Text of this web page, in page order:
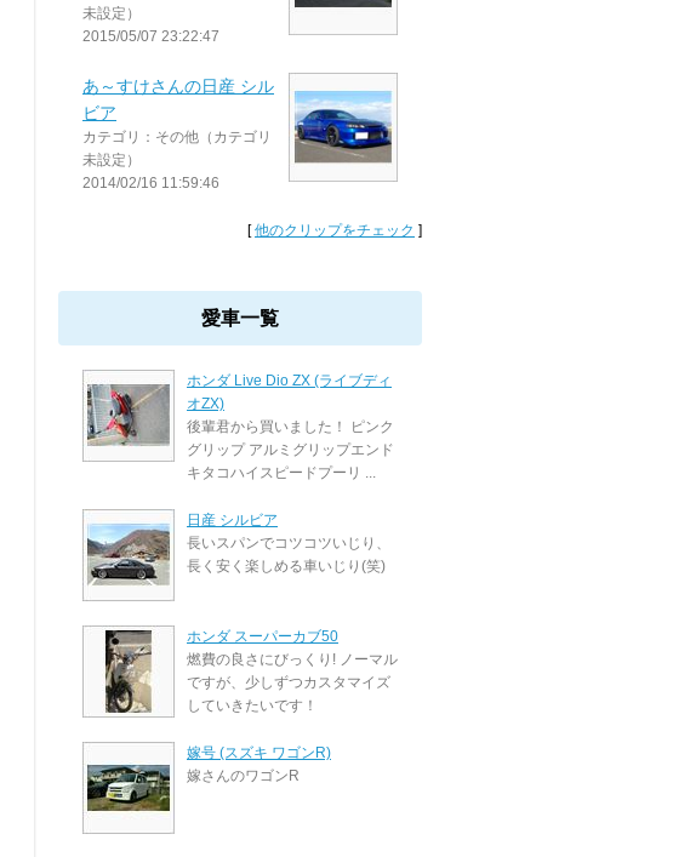
未設定）
2015/05/07 23:22:47
あ～すけさんの日産 シル
ビア
カテゴリ：その他（カテゴリ
未設定）
2014/02/16 11:59:46
[他のクリップをチェック ]
愛車一覧
ホンダ Live Dio ZX (ライブディ
オZX)
後輩君から買いました！ ピンク
グリップ アルミグリップエンド
キタコハイスピードプーリ ...
日産 シルビア
長いスパンでコツコツいじり、
長く安く楽しめる車いじり(笑)
ホンダ スーパーカブ50
燃費の良さにびっくり! ノーマル
ですが、少しずつカスタマイズ
していきたいです！
嫁号 (スズキ ワゴンR)
嫁さんのワゴンR